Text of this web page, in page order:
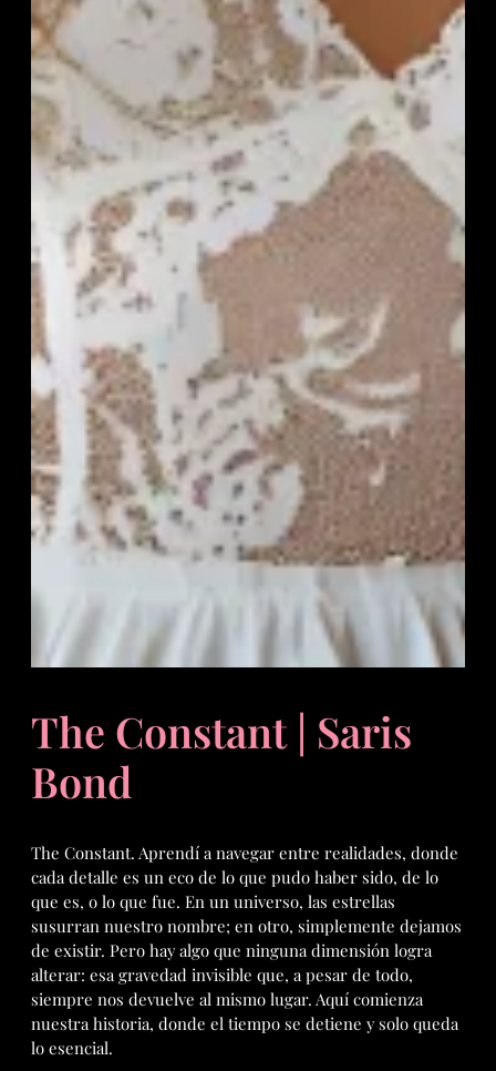
The Constant | Saris
Bond
The Constant. Aprendí a navegar entre realidades, donde
cada detalle es un eco de lo que pudo haber sido, de lo
que es, o lo que fue. En un universo, las estrellas
susurran nuestro nombre; en otro, simplemente dejamos
de existir. Pero hay algo que ninguna dimensión logra
alterar: esa gravedad invisible que, a pesar de todo,
siempre nos devuelve al mismo lugar. Aquí comienza
nuestra historia, donde el tiempo se detiene y solo queda
lo esencial.